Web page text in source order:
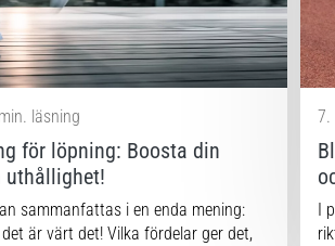
läsning
för löpning: Boosta din
uthållighet!
sammanfattas i en enda mening:
är värt det! Vilka fördelar ger det,
7.
I